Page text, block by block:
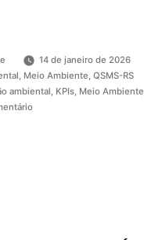
14 de janeiro de 2026
, Meio Ambiente, QSMS-RS
ambiental, KPIs, Meio Ambiente